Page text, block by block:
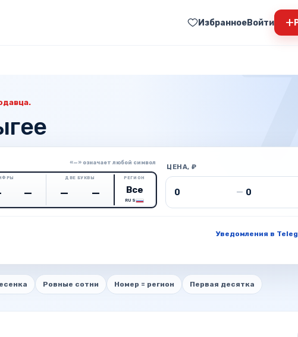
ИзбранноеВойти +
«—» означает любой символ
ДВЕ БУКВЫ РЕГИОН
RUS
ЦЕНА, ₽
Цена от — Цена до
Уведомления в
Ровные сотни Номер = регион Первая десятка